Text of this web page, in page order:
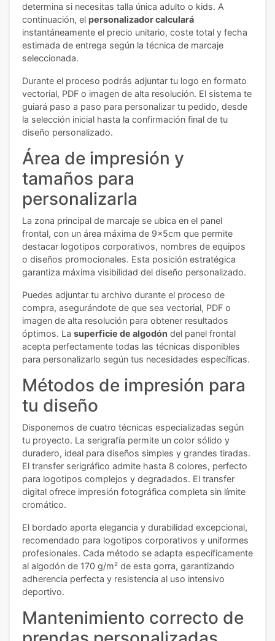
determina si necesitas talla única adulto o kids. A
continuación, el personalizador calculará
instantáneamente el precio unitario, coste total y fecha
estimada de entrega según la técnica de marcaje
seleccionada.
Durante el proceso podrás adjuntar tu logo en formato
vectorial, PDF o imagen de alta resolución. El sistema te
guiará paso a paso para personalizar tu pedido, desde
la selección inicial hasta la confirmación final de tu
diseño personalizado.
Área de impresión y
tamaños para
personalizarla
La zona principal de marcaje se ubica en el panel
frontal, con un área máxima de 9x5cm que permite
destacar logotipos corporativos, nombres de equipos
o diseños promocionales. Esta posición estratégica
garantiza máxima visibilidad del diseño personalizado.
Puedes adjuntar tu archivo durante el proceso de
compra, asegurándote de que sea vectorial, PDF o
imagen de alta resolución para obtener resultados
óptimos. La superficie de algodón del panel frontal
acepta perfectamente todas las técnicas disponibles
para personalizarlo según tus necesidades específicas.
Métodos de impresión para
tu diseño
Disponemos de cuatro técnicas especializadas según
tu proyecto. La serigrafía permite un color sólido y
duradero, ideal para diseños simples y grandes tiradas.
El transfer serigráfico admite hasta 8 colores, perfecto
para logotipos complejos y degradados. El transfer
digital ofrece impresión fotográfica completa sin límite
cromático.
El bordado aporta elegancia y durabilidad excepcional,
recomendado para logotipos corporativos y uniformes
profesionales. Cada método se adapta específicamente
al algodón de 170 g/m² de esta gorra, garantizando
adherencia perfecta y resistencia al uso intensivo
deportivo.
Mantenimiento correcto de